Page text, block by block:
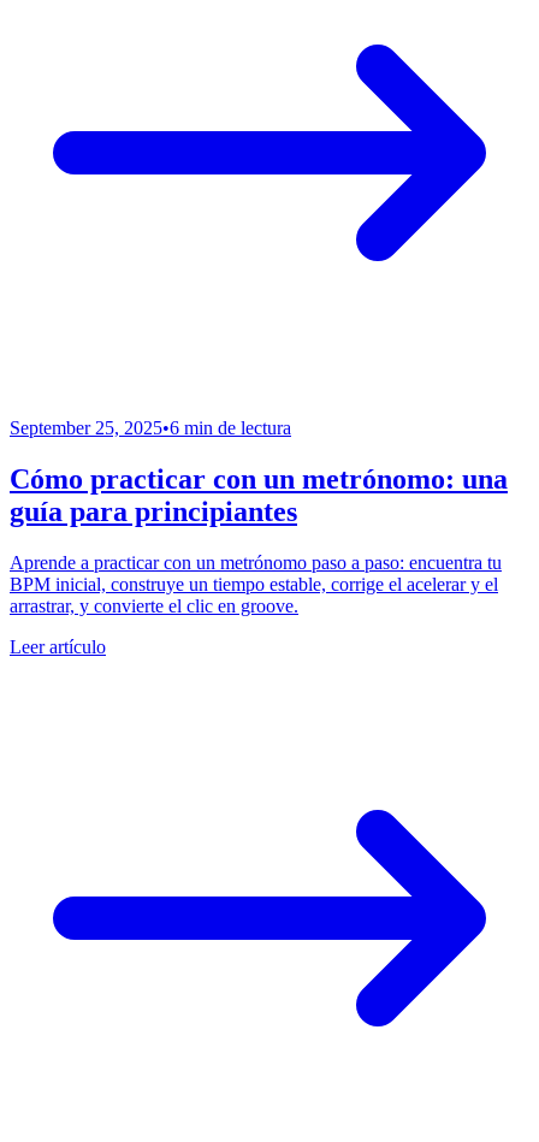
September 25, 2025•6 min de lectura
Cómo practicar con un metrónomo: una
guía para principiantes
Aprende a practicar con un metrónomo paso a paso: encuentra tu
BPM inicial, construye un tiempo estable, corrige el acelerar y el
arrastrar, y convierte el clic en groove.
Leer artículo